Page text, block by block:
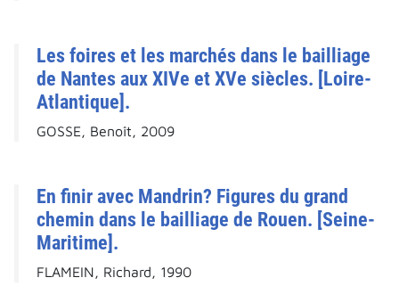
Les foires et les marchés dans le bailliage
de Nantes aux XIVe et XVe siècles. [Loire-
Atlantique].
GOSSE, Benoît, 2009
En finir avec Mandrin? Figures du grand
chemin dans le bailliage de Rouen. [Seine-
Maritime].
FLAMEIN, Richard, 1990